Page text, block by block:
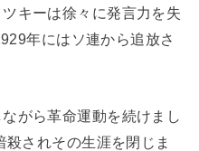
キーは徐々に発言力を失
年にはソ連から追放さ
がら革命運動を続けまし
されその生涯を閉じま